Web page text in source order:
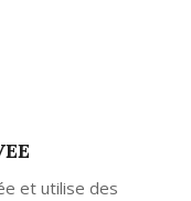
et utilise des